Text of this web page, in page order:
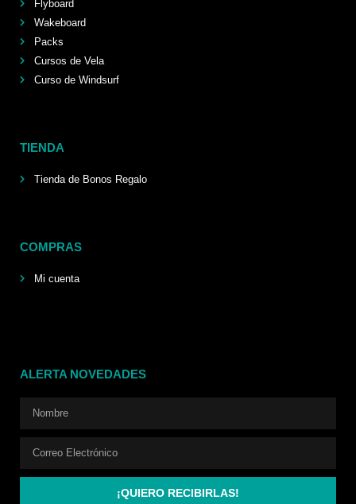
Flyboard
Wakeboard
Packs
Cursos de Vela
Curso de Windsurf
TIENDA
Tienda de Bonos Regalo
COMPRAS
Mi cuenta
ALERTA NOVEDADES
¡QUIERO RECIBIRLAS!